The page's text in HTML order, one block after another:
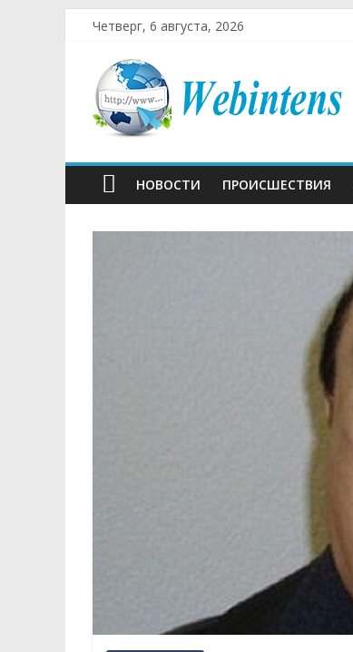
Четверг, 6 августа, 2026
НОВОСТИ ПРОИСШЕСТВИЯ